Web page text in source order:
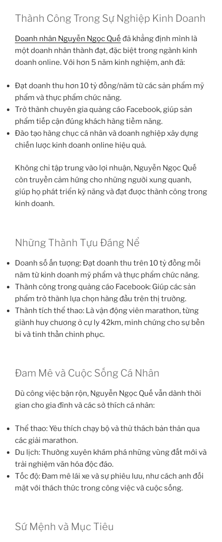
Thành Công Trong Sự Nghiệp Kinh Doanh
Doanh nhân Nguyễn Ngọc Quế đã khẳng định mình là
một doanh nhân thành đạt, đặc biệt trong ngành kinh
doanh online. Với hơn 5 năm kinh nghiệm, anh đã:
Đạt doanh thu hơn 10 tỷ đồng/năm từ các sản phẩm mỹ
phẩm và thực phẩm chức năng.
Trở thành chuyên gia quảng cáo Facebook, giúp sản
phẩm tiếp cận đúng khách hàng tiềm năng.
Đào tạo hàng chục cá nhân và doanh nghiệp xây dựng
chiến lược kinh doanh online hiệu quả.
Không chỉ tập trung vào lợi nhuận, Nguyễn Ngọc Quế
còn truyền cảm hứng cho những người xung quanh,
giúp họ phát triển kỹ năng và đạt được thành công trong
kinh doanh.
Những Thành Tựu Đáng Nể
Doanh số ấn tượng: Đạt doanh thu trên 10 tỷ đồng mỗi
năm từ kinh doanh mỹ phẩm và thực phẩm chức năng.
Thành công trong quảng cáo Facebook: Giúp các sản
phẩm trở thành lựa chọn hàng đầu trên thị trường.
Thành tích thể thao: Là vận động viên marathon, từng
giành huy chương ở cự ly 42km, minh chứng cho sự bền
bỉ và tinh thần chinh phục.
Đam Mê và Cuộc Sống Cá Nhân
Dù công việc bận rộn, Nguyễn Ngọc Quế vẫn dành thời
gian cho gia đình và các sở thích cá nhân:
Thể thao: Yêu thích chạy bộ và thử thách bản thân qua
các giải marathon.
Du lịch: Thường xuyên khám phá những vùng đất mới và
trải nghiệm văn hóa độc đáo.
Tốc độ: Đam mê lái xe và sự phiêu lưu, như cách anh đối
mặt với thách thức trong công việc và cuộc sống.
Sứ Mệnh và Mục Tiêu